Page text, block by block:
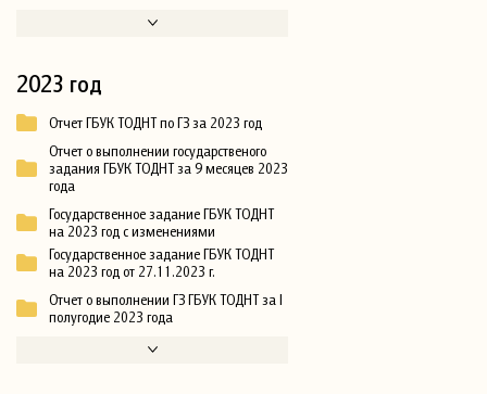
2023 год
Отчет ГБУК ТОДНТ по ГЗ за 2023 год
Отчет о выполнении государственого
задания ГБУК ТОДНТ за 9 месяцев 2023
года
Государственное задание ГБУК ТОДНТ
на 2023 год с изменениями
Государственное задание ГБУК ТОДНТ
на 2023 год от 27.11.2023 г.
Отчет о выполнении ГЗ ГБУК ТОДНТ за I
полугодие 2023 года